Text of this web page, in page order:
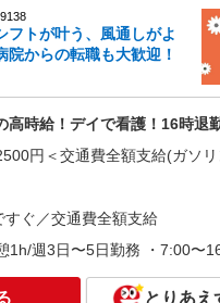
時給2000円〜 ＜交通費全額支給
日払い可/週払い可＞
詳細を
尻市＞綺麗な病院の看護助手
時給1500円〜2125円 ＜日払い
全支給(ガソリン代含む)＞
塩尻市
フトが叶う、風通しがよ
からの転職も大歓迎！
時給！デイで看護！16時退
円＜交通費全額支給(ガソ
ぐ／交通費全額支給
1h/週3日〜5日勤務 ・7:00
とりあえ